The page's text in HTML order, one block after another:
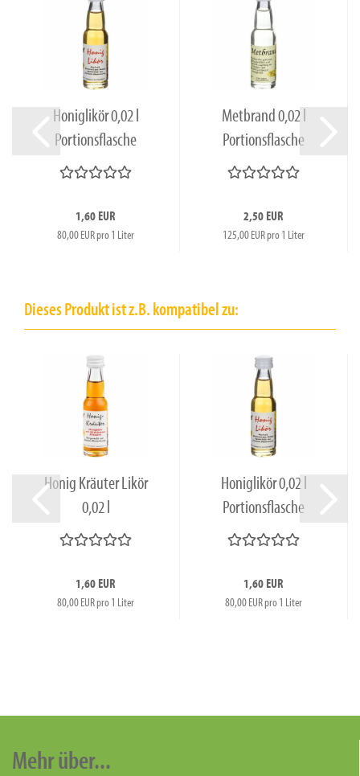
Honiglikör 0,02 l
Portionsflasche
1,60 EUR
80,00 EUR pro 1 Liter
Metbrand 0,02 l
Portionsflasche
38%vol.
2,50 EUR
125,00 EUR pro 1 Liter
Dieses Produkt ist z.B. kompatibel zu:
Honig Kräuter Likör
0,02 l
Portionsflasche...
1,60 EUR
80,00 EUR pro 1 Liter
Honiglikör 0,02 l
Portionsflasche
1,60 EUR
80,00 EUR pro 1 Liter
Mehr über...